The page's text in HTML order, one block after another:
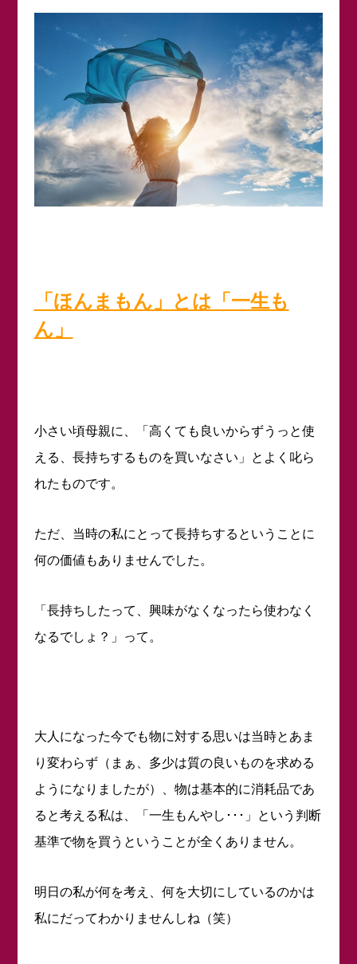
「ほんまもん」とは「一生も
ん」
小さい頃母親に、「高くても良いからずうっと使
える、長持ちするものを買いなさい」とよく叱ら
れたものです。
ただ、当時の私にとって長持ちするということに
何の価値もありませんでした。
「長持ちしたって、興味がなくなったら使わなく
なるでしょ？」って。
大人になった今でも物に対する思いは当時とあま
り変わらず（まぁ、多少は質の良いものを求める
ようになりましたが）、物は基本的に消耗品であ
ると考える私は、「一生もんやし･･･」という判断
基準で物を買うということが全くありません。
明日の私が何を考え、何を大切にしているのかは
私にだってわかりませんしね（笑）